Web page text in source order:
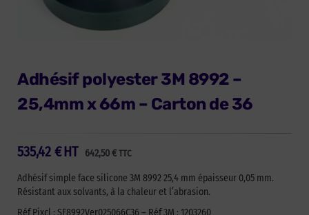
Adhésif polyester 3M 8992 –
25,4mm x 66m – Carton de 36
535,42 € 642,50€ TTC
HT
Adhésif simple face silicone 3M 8992 25,4 mm épaisseur 0,05 mm.
Résistant aux solvants, à la chaleur et l’abrasion.
Réf Pixcl : SF8992Ver025066C36 – Réf 3M : 1203260